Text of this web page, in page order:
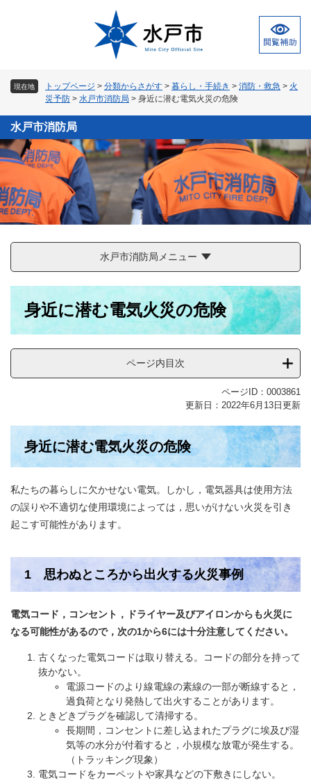
本
文
現在地 トップページ > 分類からさがす > 暮らし・手続き > 消防・救急 > 火
災予防 > 水戸市消防局 > 身近に潜む電気火災の危険
水戸市消防局
水戸市消防局メニュー
身近に潜む電気火災の危険
ページ内目次
ページID：0003861
更新日：2022年6月13日更新
身近に潜む電気火災の危険
私たちの暮らしに欠かせない電気。しかし，電気器具は使用方法
の誤りや不適切な使用環境によっては，思いがけない火災を引き
起こす可能性があります。
1 思わぬところから出火する火災事例
電気コード，コンセント，ドライヤー及びアイロンからも火災に
なる可能性があるので，次の1から6には十分注意してください。
古くなった電気コードは取り替える。コードの部分を持って
抜かない。
電源コードのより線電線の素線の一部が断線すると，
過負荷となり発熱して出火することがあります。
ときどきプラグを確認して清掃する。
長期間，コンセントに差し込まれたプラグに埃及び湿
気等の水分が付着すると，小規模な放電が発生する。
（トラッキング現象）
電気コードをカーペットや家具などの下敷きにしない。